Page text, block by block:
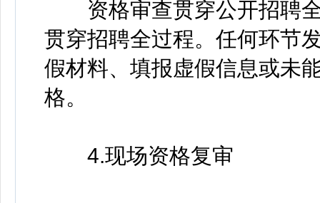
资格审查贯穿公开招聘全
贯穿招聘全过程。任何环节
假材料、填报虚假信息或未
格。
4.现场资格复审